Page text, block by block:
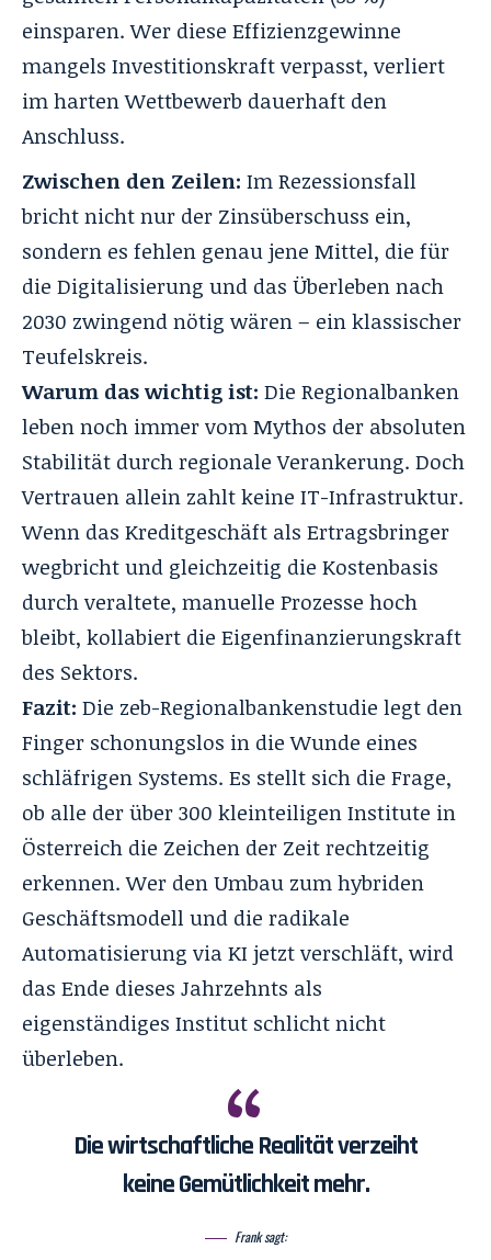
einsparen. Wer diese Effizienzgewinne
mangels Investitionskraft verpasst, verliert
im harten Wettbewerb dauerhaft den
Anschluss.
Zwischen den Zeilen: Im Rezessionsfall
bricht nicht nur der Zinsüberschuss ein,
sondern es fehlen genau jene Mittel, die für
die Digitalisierung und das Überleben nach
2030 zwingend nötig wären – ein klassischer
Teufelskreis.
Warum das wichtig ist: Die Regionalbanken
leben noch immer vom Mythos der absoluten
Stabilität durch regionale Verankerung. Doch
Vertrauen allein zahlt keine IT-Infrastruktur.
Wenn das Kreditgeschäft als Ertragsbringer
wegbricht und gleichzeitig die Kostenbasis
durch veraltete, manuelle Prozesse hoch
bleibt, kollabiert die Eigenfinanzierungskraft
des Sektors.
Fazit: Die zeb-Regionalbankenstudie legt den
Finger schonungslos in die Wunde eines
schläfrigen Systems. Es stellt sich die Frage,
ob alle der über 300 kleinteiligen Institute in
Österreich die Zeichen der Zeit rechtzeitig
erkennen. Wer den Umbau zum hybriden
Geschäftsmodell und die radikale
Automatisierung via KI jetzt verschläft, wird
das Ende dieses Jahrzehnts als
eigenständiges Institut schlicht nicht
überleben.
Die wirtschaftliche Realität verzeiht
keine Gemütlichkeit mehr.
Frank sagt: